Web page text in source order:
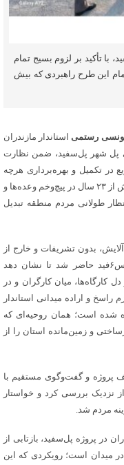
با تأکید بر لزوم بسیج تمام
این طرح راهبردی که بیش
رستمی استاندار مازندران
پل شهر پل‌سفید، ضمن نظارت
در تکمیل و بهره‌برداری هرچه
سریع‌تر این پروژه حیاتی تأکید کرد؛ پروژه‌ای که بیش از ۲۳ سال در پیچ‌وخم وعده‌ها و
طولانی مردم منطقه تبدیل
بدون تشریفات و خارج از
ساعات اداری، در قلب پروژه ملی پل شهر پل‌س۶فید حاضر شد تا نشان دهد
کارگاه‌ها، میان کارگران و در
و اراده میدانی استاندار
شده است؛ همان روحیه‌ای که
و زمین‌مانده استان را از
پروژه و گفت‌وگوی مستقیم با
نزدیک بررسی کرد و خواستار
مردم شد.
در پروژه پل‌سفید، بازتابی از
در میدان است؛ رویکردی که این